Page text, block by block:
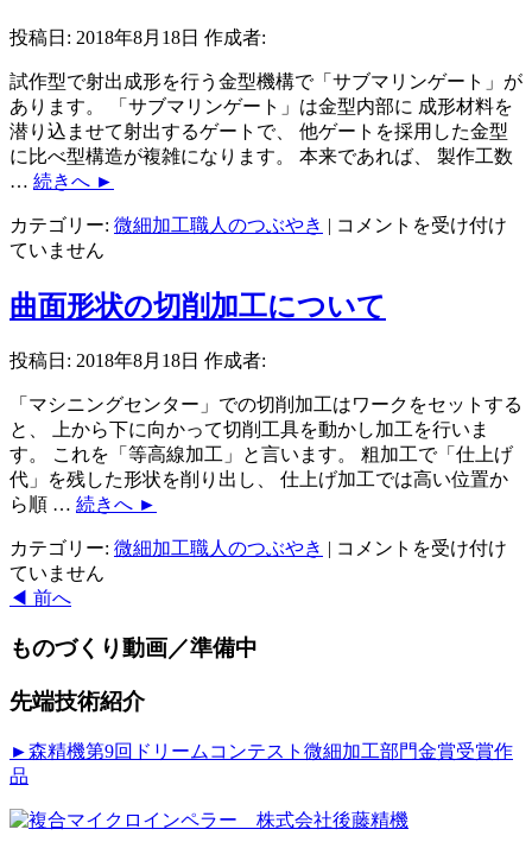
配
置
と
注
は
投稿日: 2018年8月18日 作成者:
試作型で射出成形を行う金型機構で「サブマリンゲート」が
あります。 「サブマリンゲート」は金型内部に 成形材料を
潜り込ませて射出するゲートで、 他ゲートを採用した金型
に比べ型構造が複雑になります。 本来であれば、 製作工数
… 続きへ ►
カテゴリー: 微細加工職人のつぶやき | 試
に
お
サ
ブ
マ
リ
ー
コメントを受け付け
ていません
曲面形状の切削加工について
投稿日: 2018年8月18日 作成者:
「マシニングセンター」での切削加工はワークをセットする
と、 上から下に向かって切削工具を動かし加工を行いま
す。 これを「等高線加工」と言います。 粗加工で「仕上げ
代」を残した形状を削り出し、 仕上げ加工では高い位置か
ら順 … 続きへ ►
カテゴリー: 微細加工職人のつぶやき | 曲
工
い
コメントを受け付け
ていません
◀ 前へ
ものづくり動画／準備中
先端技術紹介
►森精機第9回ドリームコンテスト微細加工部門金賞受賞作
品